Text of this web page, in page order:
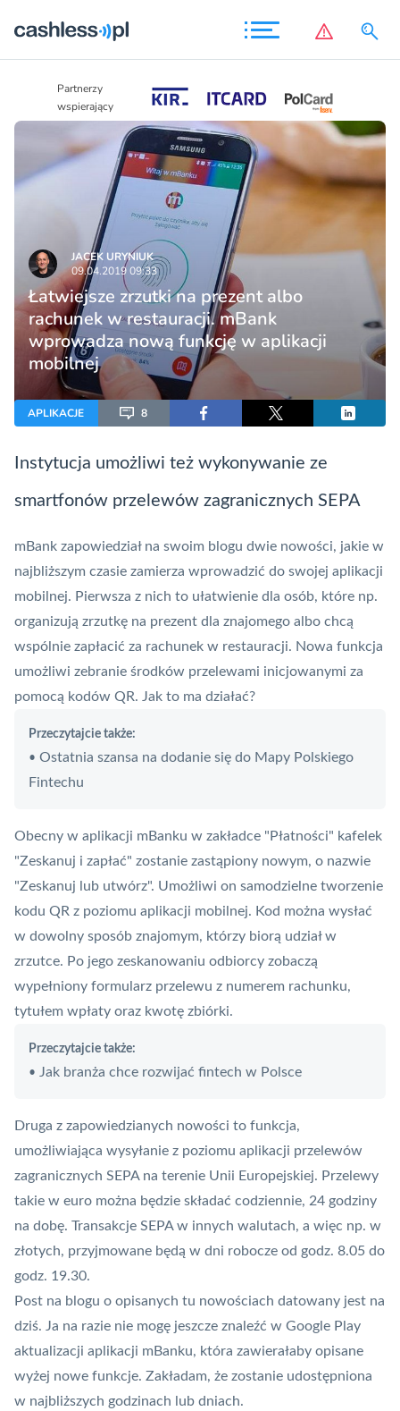
Partnerzy
wspierający
JACEK URYNIUK
09.04.2019 09:33
Łatwiejsze zrzutki na prezent albo
rachunek w restauracji. mBank
wprowadza nową funkcję w aplikacji
mobilnej
APLIKACJE 8
Instytucja umożliwi też wykonywanie ze
smartfonów przelewów zagranicznych SEPA
mBank zapowiedział na swoim blogu dwie nowości, jakie w
najbliższym czasie zamierza wprowadzić do swojej aplikacji
mobilnej. Pierwsza z nich to ułatwienie dla osób, które np.
organizują zrzutkę na prezent dla znajomego albo chcą
wspólnie zapłacić za rachunek w restauracji. Nowa funkcja
umożliwi zebranie środków przelewami inicjowanymi za
pomocą kodów QR. Jak to ma działać?
Przeczytajcie także:
• Ostatnia szansa na dodanie się do Mapy Polskiego
Fintechu
Obecny w aplikacji mBanku w zakładce "Płatności" kafelek
"Zeskanuj i zapłać" zostanie zastąpiony nowym, o nazwie
"Zeskanuj lub utwórz". Umożliwi on samodzielne tworzenie
kodu QR z poziomu aplikacji mobilnej. Kod można wysłać
w dowolny sposób znajomym, którzy biorą udział w
zrzutce. Po jego zeskanowaniu odbiorcy zobaczą
wypełniony formularz przelewu z numerem rachunku,
tytułem wpłaty oraz kwotę zbiórki.
Przeczytajcie także:
• Jak branża chce rozwijać fintech w Polsce
Druga z zapowiedzianych nowości to funkcja,
umożliwiająca wysyłanie z poziomu aplikacji przelewów
zagranicznych SEPAna terenie Unii Europejskiej. Przelewy
takie w euro można będzie składać codziennie, 24 godziny
na dobę. Transakcje SEPA w innych walutach, a więc np. w
złotych, przyjmowane będą w dni robocze od godz. 8.05 do
godz. 19.30.
Post na blogu o opisanych tu nowościach datowany jest na
dziś. Ja na razie nie mogę jeszcze znaleźć w Google Play
aktualizacji aplikacji mBanku, która zawierałaby opisane
wyżej nowe funkcje. Zakładam, że zostanie udostępniona
w najbliższych godzinach lub dniach.